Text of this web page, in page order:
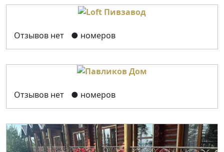
Отзывов нет ● номеров
Отзывов нет ● номеров